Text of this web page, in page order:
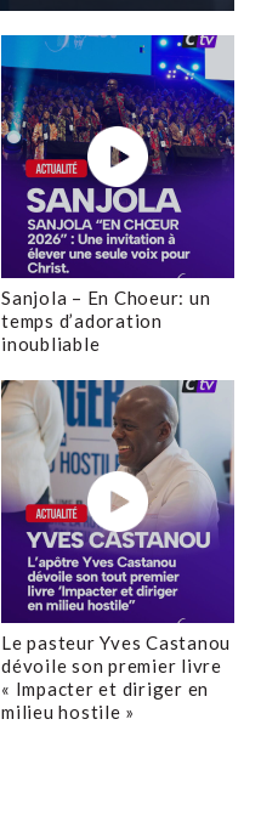
Sanjola – En Choeur: un
temps d’adoration
inoubliable
Le pasteur Yves Castanou
dévoile son premier livre
« Impacter et diriger en
milieu hostile »